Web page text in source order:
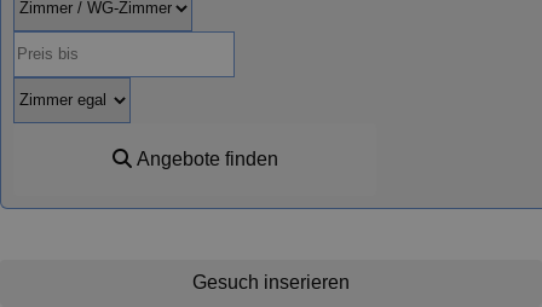
Angebote finden
Gesuch inserieren